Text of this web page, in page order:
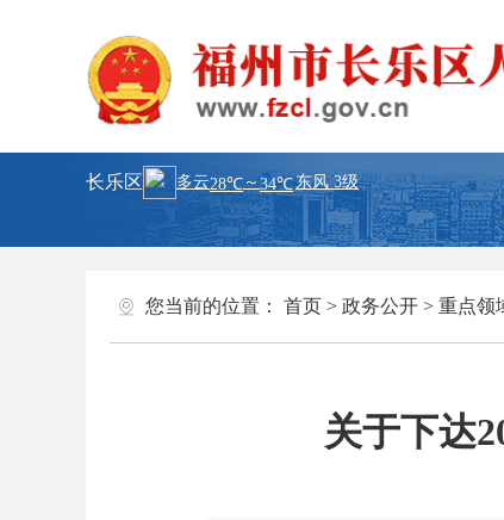
长乐区
您当前的位置： 首页 > 政务公开 > 重点领
关于下达